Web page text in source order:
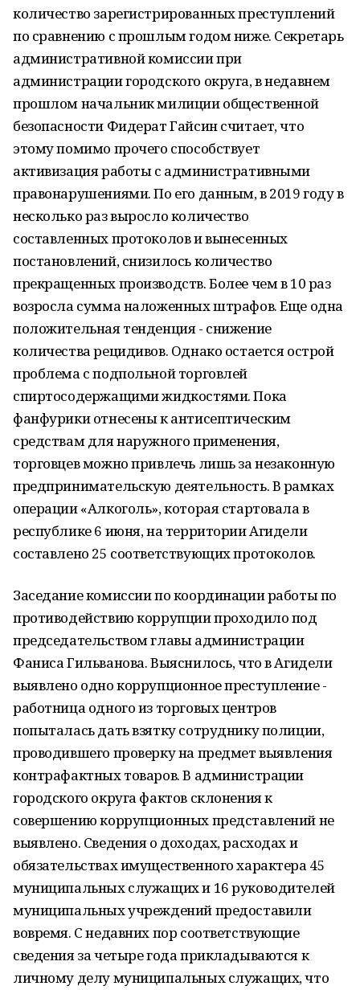
количество зарегистрированных преступлений
по сравнению с прошлым годом ниже. Секретарь
административной комиссии при
администрации городского округа, в недавнем
прошлом начальник милиции общественной
безопасности Фидерат Гайсин считает, что
этому помимо прочего способствует
активизация работы с административными
правонарушениями. По его данным, в 2019 году в
несколько раз выросло количество
составленных протоколов и вынесенных
постановлений, снизилось количество
прекращенных производств. Более чем в 10 раз
возросла сумма наложенных штрафов. Еще одна
положительная тенденция - снижение
количества рецидивов. Однако остается острой
проблема с подпольной торговлей
спиртосодержащими жидкостями. Пока
фанфурики отнесены к антисептическим
средствам для наружного применения,
торговцев можно привлечь лишь за незаконную
предпринимательскую деятельность. В рамках
операции «Алкоголь», которая стартовала в
республике 6 июня, на территории Агидели
составлено 25 соответствующих протоколов.
Заседание комиссии по координации работы по
противодействию коррупции проходило под
председательством главы администрации
Фаниса Гильванова. Выяснилось, что в Агидели
выявлено одно коррупционное преступление -
работница одного из торговых центров
попыталась дать взятку сотруднику полиции,
проводившего проверку на предмет выявления
контрафактных товаров. В администрации
городского округа фактов склонения к
совершению коррупционных представлений не
выявлено. Сведения о доходах, расходах и
обязательствах имущественного характера 45
муниципальных служащих и 16 руководителей
муниципальных учреждений предоставили
вовремя. С недавних пор соответствующие
сведения за четыре года прикладываются к
личному делу муниципальных служащих, что